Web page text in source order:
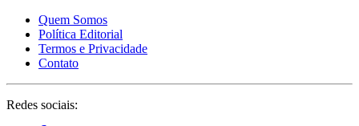
Quem Somos
Política Editorial
Termos e Privacidade
Contato
Redes sociais: